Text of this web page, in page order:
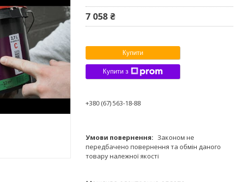
7 058 ₴
Купити
Купити з
+380 (67) 563-18-88
Законом не
передбачено повернення та обмін даного
товару належної якості